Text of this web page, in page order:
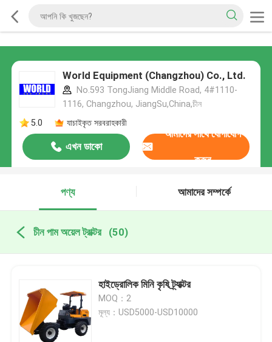
World Equipment (Changzhou) Co., Ltd.
No.593 TongJiang Middle Road, 4#1110-
1116, Changzhou, JiangSu,China,চীন
5.0
যাচাইকৃত সরবরাহকারী
এখন ডাকো
আমাদের সাথে যোগাযোগ
করুন
পণ্য আমাদের সম্পর্কে
চীন পাম অয়েল ট্রাক্টর (50)
হাইড্রোলিক মিনি কৃষি ট্র্যাক্টর
MOQ：2
মূল্য：USD5000-USD10000